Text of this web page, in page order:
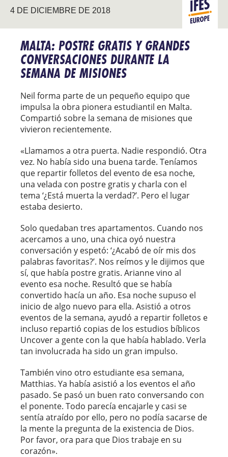
4 DE DICIEMBRE DE 2018 EUROPA
MALTA: POSTRE GRATIS Y GRANDES
CONVERSACIONES DURANTE LA
SEMANA DE MISIONES
Neil forma parte de un pequeño equipo que
impulsa la obra pionera estudiantil en Malta.
Compartió sobre la semana de misiones que
vivieron recientemente.
«Llamamos a otra puerta. Nadie respondió. Otra
vez. No había sido una buena tarde. Teníamos
que repartir folletos del evento de esa noche,
una velada con postre gratis y charla con el
tema ‘¿Está muerta la verdad?’. Pero el lugar
estaba desierto.
Solo quedaban tres apartamentos. Cuando nos
acercamos a uno, una chica oyó nuestra
conversación y espetó: ‘¿Acabó de oír mis dos
palabras favoritas?’. Nos reímos y le dijimos que
sí, que había postre gratis. Arianne vino al
evento esa noche. Resultó que se había
convertido hacía un año. Esa noche supuso el
inicio de algo nuevo para ella. Asistió a otros
eventos de la semana, ayudó a repartir folletos e
incluso repartió copias de los estudios bíblicos
Uncover a gente con la que había hablado. Verla
tan involucrada ha sido un gran impulso.
También vino otro estudiante esa semana,
Matthias. Ya había asistió a los eventos el año
pasado. Se pasó un buen rato conversando con
el ponente. Todo parecía encajarle y casi se
sentía atraído por ello, pero no podía sacarse de
la mente la pregunta de la existencia de Dios.
Por favor, ora para que Dios trabaje en su
corazón».